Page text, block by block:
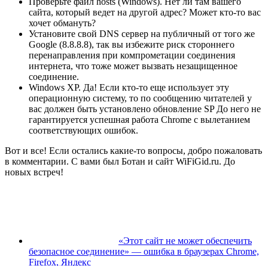
сайта, который ведет на другой адрес? Может кто-то вас
хочет обмануть?
Установите свой DNS сервер на публичный от того же
Google (8.8.8.8), так вы избежите риск стороннего
перенаправления при компрометации соединения
интернета, что тоже может вызвать незащищенное
соединение.
Windows XP. Да! Если кто-то еще использует эту
операционную систему, то по сообщению читателей у
вас должен быть установлено обновление SP До него не
гарантируется успешная работа Chrome с вылетанием
соответствующих ошибок.
Вот и все! Если остались какие-то вопросы, добро пожаловать
в комментарии. С вами был Ботан и сайт WiFiGid.ru. До
новых встреч!
«Этот сайт не может обеспечить
безопасное соединение» — ошибка в браузерах Chrome,
Firefox, Яндекс